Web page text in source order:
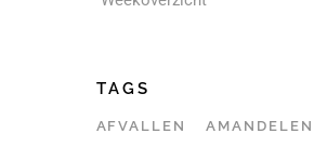
TAGS
AFVALLEN AMANDELEN